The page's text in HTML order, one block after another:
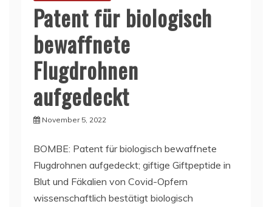
Patent für biologisch
bewaffnete
Flugdrohnen
aufgedeckt
November 5, 2022
BOMBE: Patent für biologisch bewaffnete
Flugdrohnen aufgedeckt; giftige Giftpeptide in
Blut und Fäkalien von Covid-Opfern
wissenschaftlich bestätigt biologisch